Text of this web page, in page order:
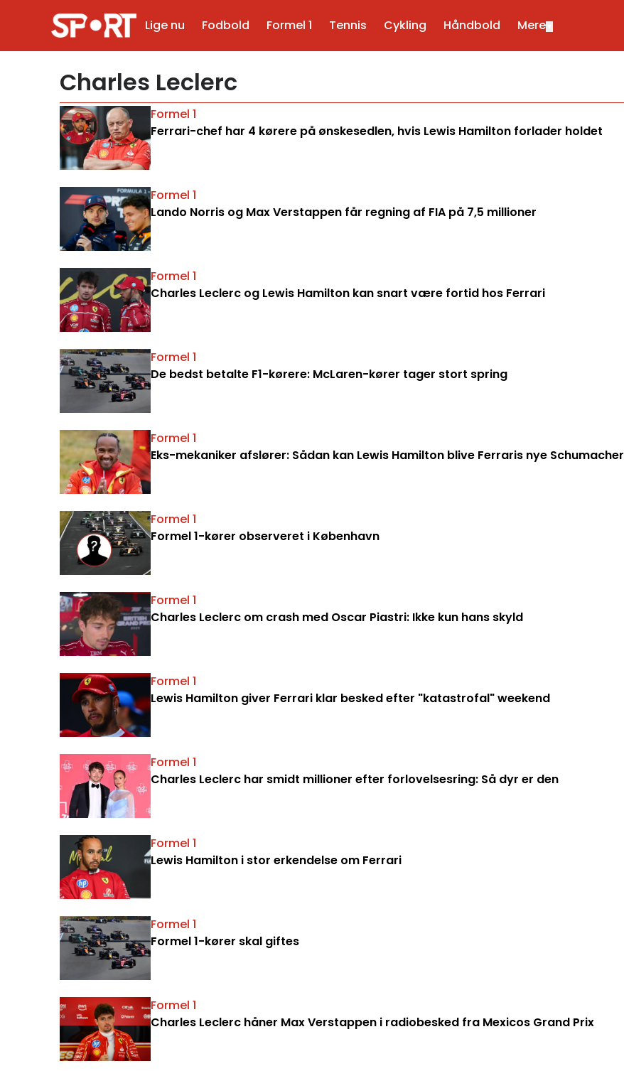
Lige nu Fodbold Formel 1 Tennis Cykling Håndbold Mere
Charles Leclerc
Formel 1
Ferrari-chef har 4 kørere på ønskesedlen, hvis Lewis Hamilton forlader holdet
Formel 1
Lando Norris og Max Verstappen får regning af FIA på 7,5 millioner
Formel 1
Charles Leclerc og Lewis Hamilton kan snart være fortid hos Ferrari
Formel 1
De bedst betalte F1-kørere: McLaren-kører tager stort spring
Formel 1
Eks-mekaniker afslører: Sådan kan Lewis Hamilton blive Ferraris nye Schumacher
Formel 1
Formel 1-kører observeret i København
Formel 1
Charles Leclerc om crash med Oscar Piastri: Ikke kun hans skyld
Formel 1
Lewis Hamilton giver Ferrari klar besked efter "katastrofal" weekend
Formel 1
Charles Leclerc har smidt millioner efter forlovelsesring: Så dyr er den
Formel 1
Lewis Hamilton i stor erkendelse om Ferrari
Formel 1
Formel 1-kører skal giftes
Formel 1
Charles Leclerc håner Max Verstappen i radiobesked fra Mexicos Grand Prix